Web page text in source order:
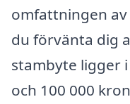
omfattningen
du förvänta dig
stambyte ligger
och 100 000